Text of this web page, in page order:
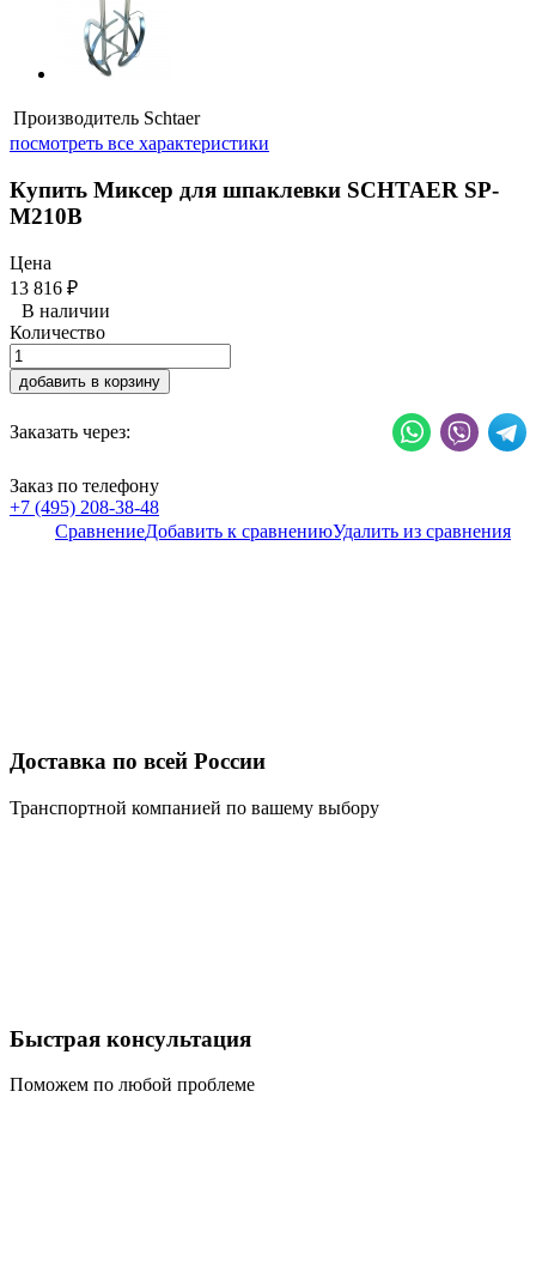
Производитель Schtaer
посмотреть все характеристики
Купить Миксер для шпаклевки SCHTAER SP-
M210B
Цена
13 816 ₽
В наличии
Количество
добавить в корзину
Заказать через:
Заказ по телефону
+7 (495) 208-38-48
СравнениеДобавить к сравнениюУдалить из сравнения
Доставка по всей России
Транспортной компанией по вашему выбору
Быстрая консультация
Поможем по любой проблеме